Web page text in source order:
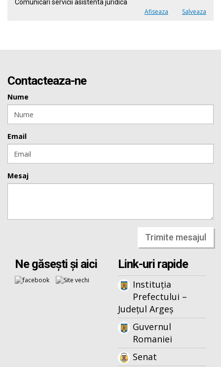
Comunicari servicii asistenta juridica
Afiseaza Salveaza
Contacteaza-ne
Nume
Email
Mesaj
Trimite mesajul
Ne găsești și aici Link-uri rapide
Instituția
Prefectului –
Județul Argeș
Guvernul
Romaniei
Senat